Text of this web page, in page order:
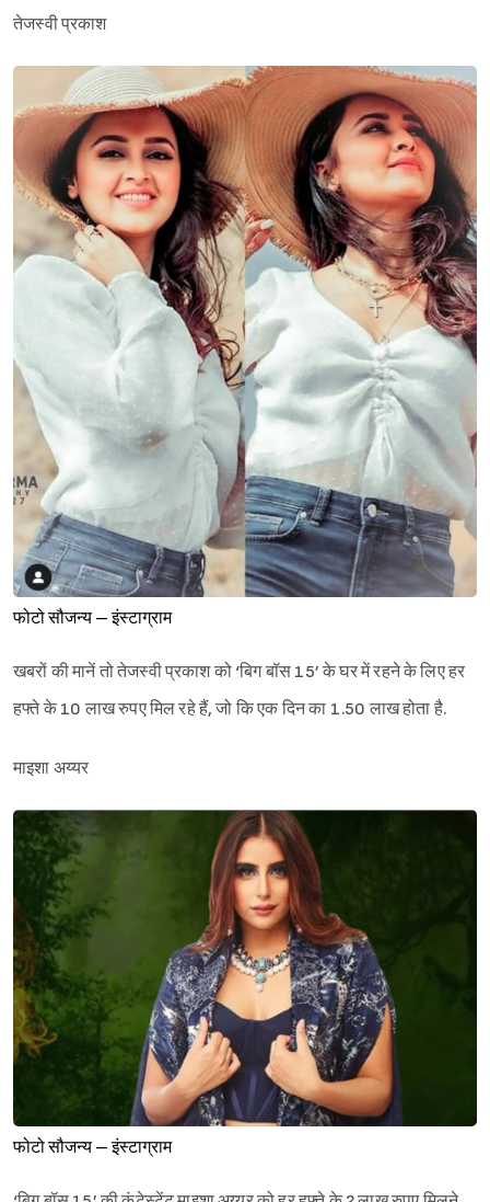
तेजस्वी प्रकाश
फोटो सौजन्य – इंस्टाग्राम
खबरों की मानें तो तेजस्वी प्रकाश को ‘बिग बॉस 15’ के घर में रहने के लिए हर
हफ्ते के 10 लाख रुपए मिल रहे हैं, जो कि एक दिन का 1.50 लाख होता है.
माइशा अय्यर
फोटो सौजन्य – इंस्टाग्राम